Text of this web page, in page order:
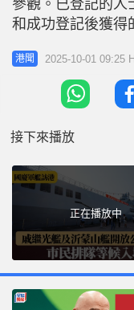
參觀。已登記的人
和成功登記後獲得
票，經過核實和
不少巿民在軍營外
擊所見，今晨雖
勃，不少人手持
港聞 2025-10-01 09:25
接下來播放
正在播放中